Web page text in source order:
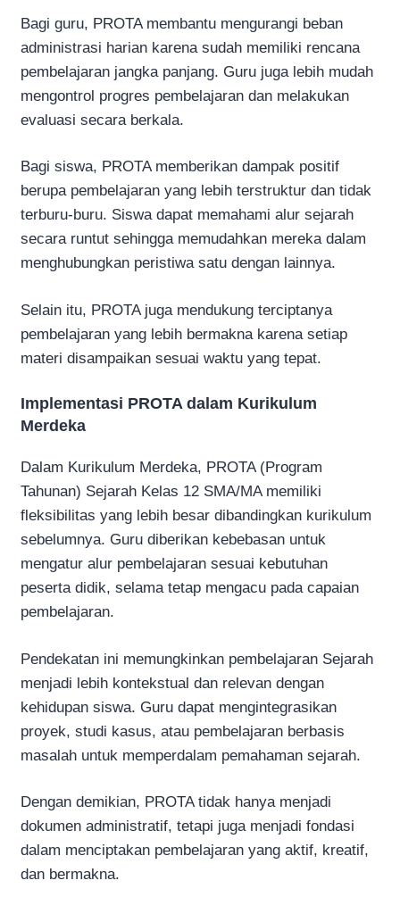
Bagi guru, PROTA membantu mengurangi beban
administrasi harian karena sudah memiliki rencana
pembelajaran jangka panjang. Guru juga lebih mudah
mengontrol progres pembelajaran dan melakukan
evaluasi secara berkala.
Bagi siswa, PROTA memberikan dampak positif
berupa pembelajaran yang lebih terstruktur dan tidak
terburu-buru. Siswa dapat memahami alur sejarah
secara runtut sehingga memudahkan mereka dalam
menghubungkan peristiwa satu dengan lainnya.
Selain itu, PROTA juga mendukung terciptanya
pembelajaran yang lebih bermakna karena setiap
materi disampaikan sesuai waktu yang tepat.
Implementasi PROTA dalam Kurikulum
Merdeka
Dalam Kurikulum Merdeka, PROTA (Program
Tahunan) Sejarah Kelas 12 SMA/MA memiliki
fleksibilitas yang lebih besar dibandingkan kurikulum
sebelumnya. Guru diberikan kebebasan untuk
mengatur alur pembelajaran sesuai kebutuhan
peserta didik, selama tetap mengacu pada capaian
pembelajaran.
Pendekatan ini memungkinkan pembelajaran Sejarah
menjadi lebih kontekstual dan relevan dengan
kehidupan siswa. Guru dapat mengintegrasikan
proyek, studi kasus, atau pembelajaran berbasis
masalah untuk memperdalam pemahaman sejarah.
Dengan demikian, PROTA tidak hanya menjadi
dokumen administratif, tetapi juga menjadi fondasi
dalam menciptakan pembelajaran yang aktif, kreatif,
dan bermakna.